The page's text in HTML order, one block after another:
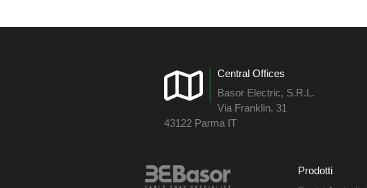
Central Offices
Basor Electric, S.R.L.
Via Franklin, 31
43122 Parma IT
Prodotti